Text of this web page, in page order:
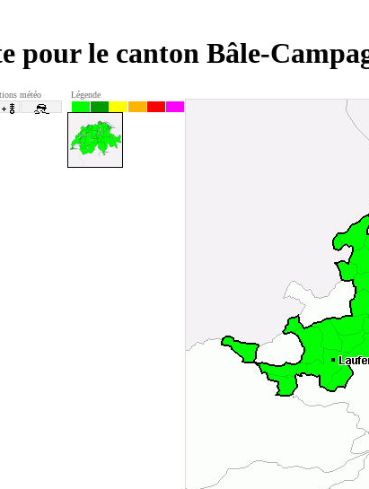
pour le canton Bâle-
météo Légende